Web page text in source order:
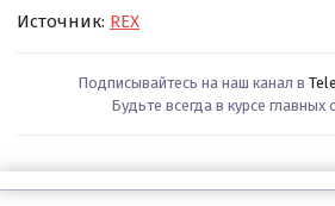
Источник: REX
Подписывайтесь на наш канал в
Будьте всегда в курсе главных